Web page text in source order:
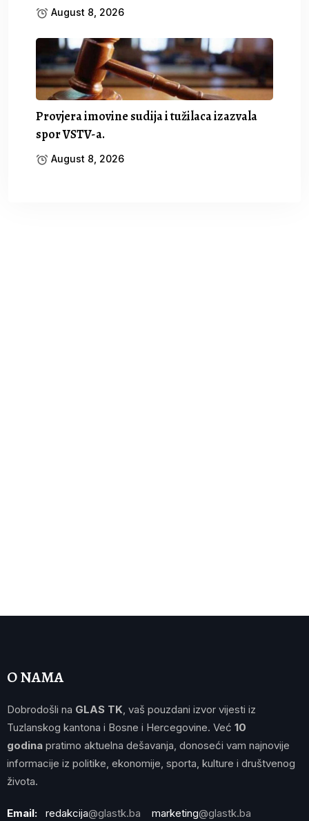
August 8, 2026
Provjera imovine sudija i tužilaca izazvala
spor VSTV-a.
August 8, 2026
O NAMA
Dobrodošli na GLAS TK , vaš pouzdani izvor vijesti iz
Tuzlanskog kantona i Bosne i Hercegovine. Već 10
godina pratimo aktuelna dešavanja, donoseći vam najnovije
informacije iz politike, ekonomije, sporta, kulture i društvenog
života.
Email: redakcija@glastk.ba marketing@glastk.ba